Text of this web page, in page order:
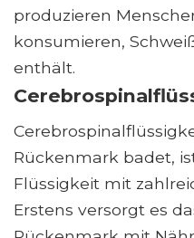
produzieren
konsumieren,
enthält.
Rückenmark badet,
Flüssigkeit mit
Erstens versorgt es